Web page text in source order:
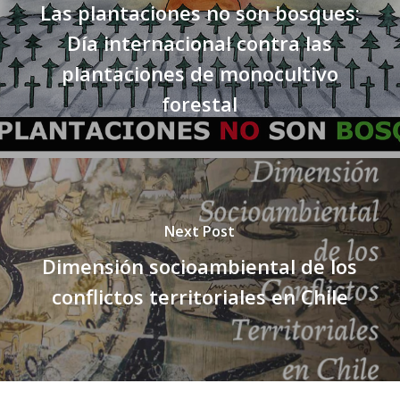
Las plantaciones no son bosques:
Día internacional contra las
plantaciones de monocultivo
forestal
Next Post
Dimensión socioambiental de los
conflictos territoriales en Chile